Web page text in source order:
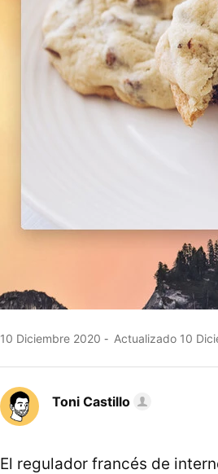
10 Diciembre 2020 Actualizado 10
Toni Castillo
El regulador francés de